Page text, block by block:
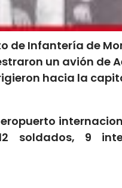
de Infantería de
un avión de
hacia la
soldados, 9